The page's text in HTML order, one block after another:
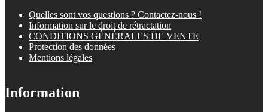
Quelles sont vos questions ? Contactez-nous !
Information sur le droit de rétractation
CONDITIONS GÉNÉRALES DE VENTE
Protection des données
Mentions légales
Information